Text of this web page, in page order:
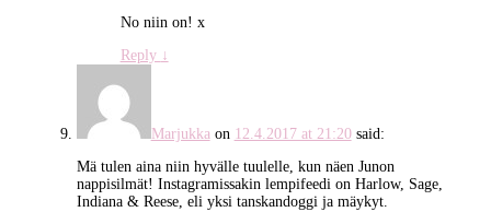
No niin on! x
Reply ↓
Marjukkaon 12.4.2017 at 21:20 said:
Mä tulen aina niin hyvälle tuulelle, kun näen Junon
nappisilmät! Instagramissakin lempifeedi on Harlow, Sage,
Indiana & Reese, eli yksi tanskandoggi ja mäykyt.